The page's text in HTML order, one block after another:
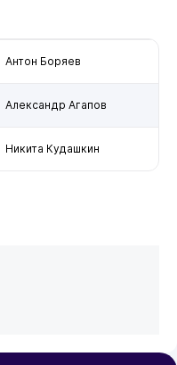
Антон Боряев
Александр Агапов
Никита Кудашкин